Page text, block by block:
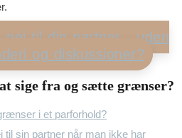
til din partner - uden
og diskussioner?
sige fra og sætte grænser?
i et parforhold?
til sin partner når man ikke har